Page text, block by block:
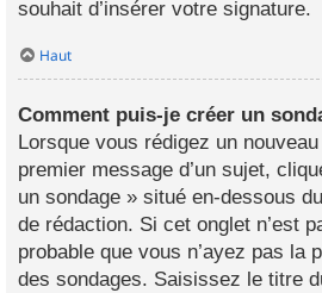
souhait d’insérer votre signature.
Haut
Comment puis-je créer un
Lorsque vous rédigez un
premier message d’un sujet,
un sondage » situé en-dessous
de rédaction. Si cet onglet n’est
probable que vous n’ayez pas la
des sondages. Saisissez le titre